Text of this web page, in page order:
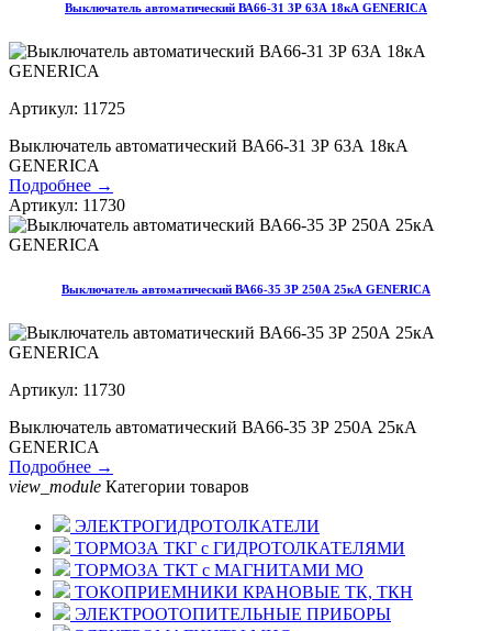
Выключатель автоматический ВА66-31 3Р 63А 18кА GENERICA
Артикул: 11725
Выключатель автоматический ВА66-31 3Р 63А 18кА
GENERICA
Подробнее →
Артикул: 11730
Выключатель автоматический ВА66-35 3Р 250А 25кА GENERICA
Артикул: 11730
Выключатель автоматический ВА66-35 3Р 250А 25кА
GENERICA
Подробнее →
view_module Категории товаров
ЭЛЕКТРОГИДРОТОЛКАТЕЛИ
ТОРМОЗА ТКГ с ГИДРОТОЛКАТЕЛЯМИ
ТОРМОЗА ТКТ с МАГНИТАМИ МО
ТОКОПРИЕМНИКИ КРАНОВЫЕ ТК, ТКН
ЭЛЕКТРООТОПИТЕЛЬНЫЕ ПРИБОРЫ